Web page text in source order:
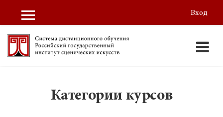
Боковая панель Вход
Категории курсов